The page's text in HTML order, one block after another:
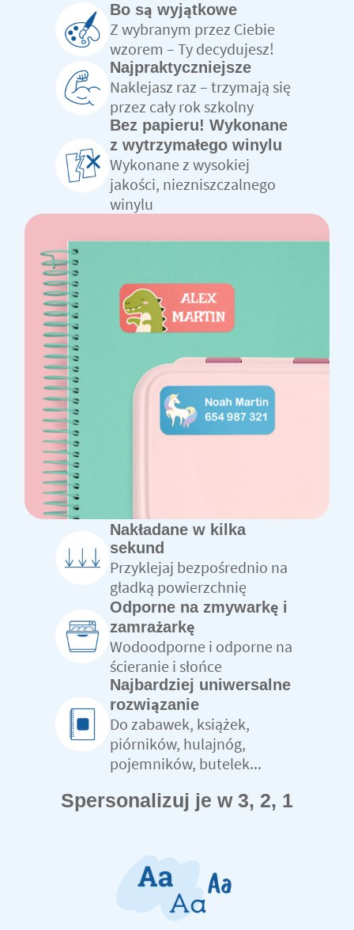
Bo są wyjątkowe
Z wybranym przez Ciebie
wzorem – Ty decydujesz!
Najpraktyczniejsze
Naklejasz raz – trzymają się
przez cały rok szkolny
Bez papieru! Wykonane
z wytrzymałego winylu
Wykonane z wysokiej
jakości, niezniszczalnego
winylu
Nakładane w kilka
sekund
Przyklejaj bezpośrednio na
gładką powierzchnię
Odporne na zmywarkę i
zamrażarkę
Wodoodporne i odporne na
ścieranie i słońce
Najbardziej uniwersalne
rozwiązanie
Do zabawek, książek,
piórników, hulajnóg,
pojemników, butelek...
Spersonalizuj je w 3, 2, 1